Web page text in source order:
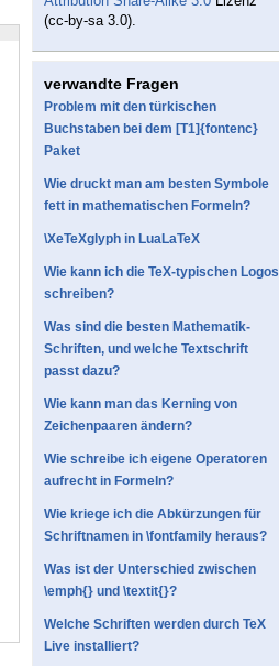
(cc-by-sa 3.0).
verwandte Fragen
Problem mit den türkischen
Buchstaben bei dem [T1]{fontenc}
Paket
Wie druckt man am besten Symbole
fett in mathematischen Formeln?
\XeTeXglyph in LuaLaTeX
Wie kann ich die TeX-typischen Logos
schreiben?
Was sind die besten Mathematik-
Schriften, und welche Textschrift
passt dazu?
Wie kann man das Kerning von
Zeichenpaaren ändern?
Wie schreibe ich eigene Operatoren
aufrecht in Formeln?
Wie kriege ich die Abkürzungen für
Schriftnamen in \fontfamily heraus?
Was ist der Unterschied zwischen
\emph{} und \textit{}?
Welche Schriften werden durch TeX
Live installiert?